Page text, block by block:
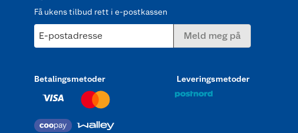
Få ukens tilbud rett i e-postkassen
E-postadresse Meld meg på
Betalingsmetoder Leveringsmetoder